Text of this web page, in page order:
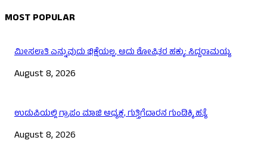
MOST POPULAR
ಮೀಸಲಾತಿ ಎನ್ನುವುದು ಭಿಕ್ಷೆಯಲ್ಲ, ಅದು ಶೋಷಿತರ ಹಕ್ಕು: ಸಿದ್ದರಾಮಯ್ಯ
August 8, 2026
ಉಡುಪಿಯಲ್ಲಿ ಗ್ರಾಪಂ ಮಾಜಿ ಅಧ್ಯಕ್ಷ, ಗುತ್ತಿಗೆದಾರನ ಗುಂಡಿಕ್ಕಿ ಹತ್ಯೆ
August 8, 2026